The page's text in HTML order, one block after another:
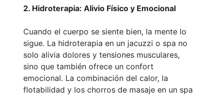
2. Hidroterapia: Alivio Físico y Emocional
Cuando el cuerpo se siente bien, la mente lo
sigue. La hidroterapia en un jacuzzi o spa no
solo alivia dolores y tensiones musculares,
sino que también ofrece un confort
emocional. La combinación del calor, la
flotabilidad y los chorros de masaje en un spa